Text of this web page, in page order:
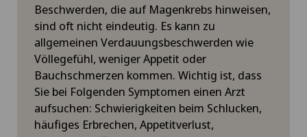
Beschwerden, die auf Magenkrebs hinweisen,
sind oft nicht eindeutig. Es kann zu
allgemeinen Verdauungsbeschwerden wie
Völlegefühl, weniger Appetit oder
Bauchschmerzen kommen. Wichtig ist, dass
Sie bei Folgenden Symptomen einen Arzt
aufsuchen: Schwierigkeiten beim Schlucken,
häufiges Erbrechen, Appetitverlust,